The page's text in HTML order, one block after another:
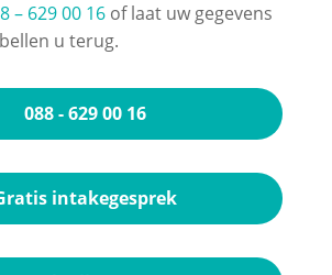
– 629 00 16of laat uw gegevens
u terug.
088 - 629 00 16
intakegesprek